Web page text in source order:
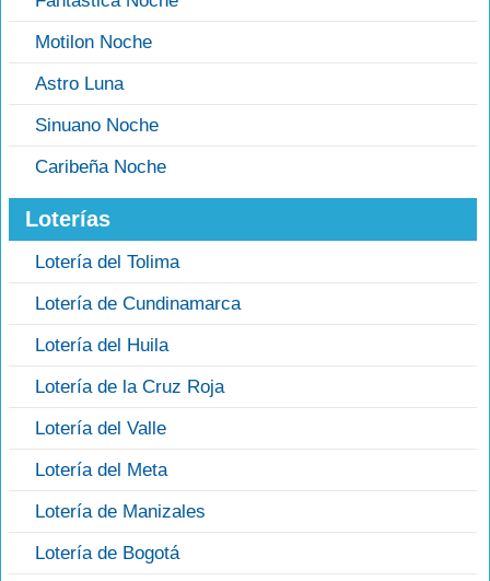
Motilon Noche
Astro Luna
Sinuano Noche
Caribeña Noche
Loterías
Lotería del Tolima
Lotería de Cundinamarca
Lotería del Huila
Lotería de la Cruz Roja
Lotería del Valle
Lotería del Meta
Lotería de Manizales
Lotería de Bogotá